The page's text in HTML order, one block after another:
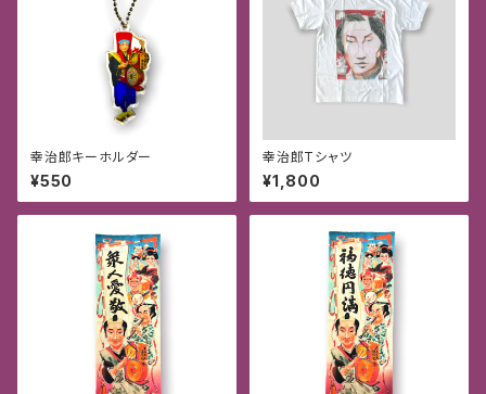
幸治郎キーホルダー
¥550
幸治郎Tシャツ
¥1,800